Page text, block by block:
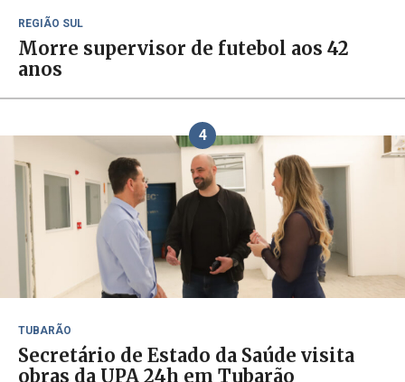
REGIÃO SUL
Morre supervisor de futebol aos 42
anos
4
TUBARÃO
Secretário de Estado da Saúde visita
obras da UPA 24h em Tubarão